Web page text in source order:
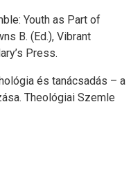
Youth as Part of
B. (Ed.), Vibrant
Press.
és tanácsadás – a
Theológiai Szemle